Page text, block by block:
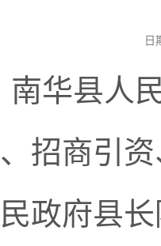
日
南华县人
招商引
政府县